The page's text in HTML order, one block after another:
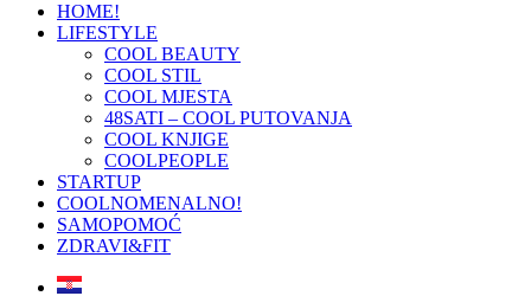
HOME!
LIFESTYLE
COOL BEAUTY
COOL STIL
COOL MJESTA
48SATI – COOL PUTOVANJA
COOL KNJIGE
COOLPEOPLE
STARTUP
COOLNOMENALNO!
SAMOPOMOĆ
ZDRAVI&FIT